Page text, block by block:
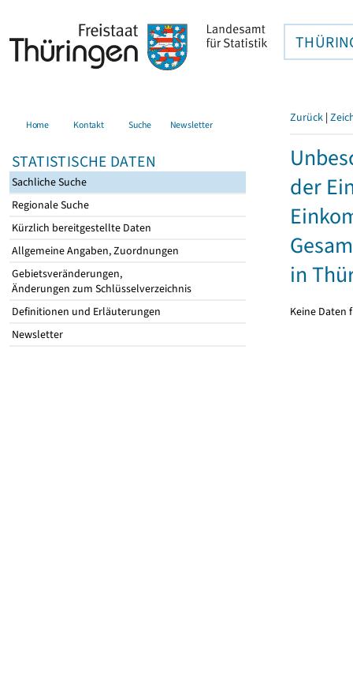
Home Kontakt Suche Newsletter
STATISTISCHE DATEN
Sachliche Suche
Regionale Suche
Kürzlich bereitgestellte Daten
Allgemeine Angaben, Zuordnungen
Gebietsveränderungen,
Änderungen zum Schlüsselverzeichnis
Definitionen und Erläuterungen
Newsletter
Zurück |
der
in
Keine Daten